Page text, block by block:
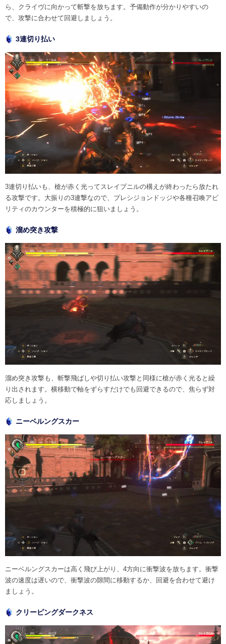
ら、クライヴに向かって斬撃を放ちます。予備動作が分かりやすいの
で、攻撃に合わせて回避しましょう。
3連切り払い
3連切り払いも、槍が赤く光ってスレイプニルの構えが終わったら放たれ
る攻撃です。大振りの3連撃なので、プレシジョンドッジや各種召喚アビ
リティのカウンターを積極的に狙いましょう。
溜め突き攻撃
溜め突き攻撃も、斬撃飛ばしや切り払い攻撃と同様に槍が赤く光ると繰
り出されます。横移動で軸をずらすだけでも回避できるので、焦らず対
応しましょう。
ニーベルングスカー
ニーベルングスカーは高く飛び上がり、4方向に衝撃波を放ちます。衝撃
波の速度は遅いので、衝撃波の隙間に移動するか、回避を合わせて避け
ましょう。
クリーピングダークネス